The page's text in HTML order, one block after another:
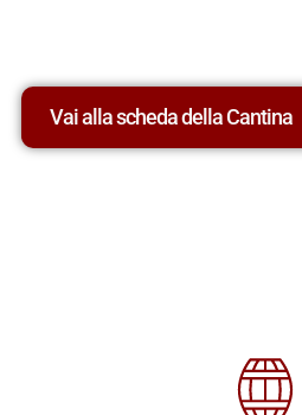
Vai alla scheda della Cantina